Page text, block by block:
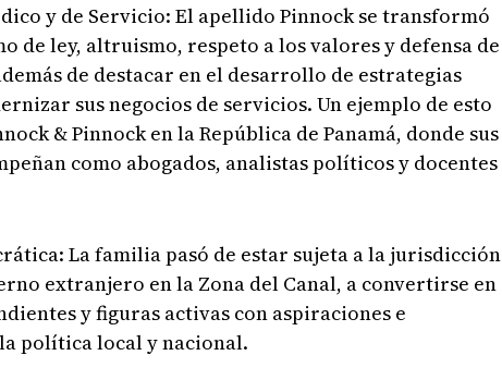
y de Servicio: El apellido Pinnock se transformó
de ley, altruismo, respeto a los valores y defensa de
de destacar en el desarrollo de estrategias
sus negocios de servicios. Un ejemplo de esto
& Pinnock en la República de Panamá, donde sus
como abogados, analistas políticos y docentes
La familia pasó de estar sujeta a la jurisdicción
extranjero en la Zona del Canal, a convertirse en
y figuras activas con aspiraciones e
política local y nacional.